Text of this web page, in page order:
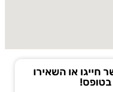
חייגו או השאירו